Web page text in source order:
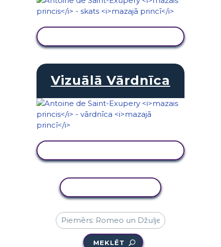
Vizuālā Vārdnīca
MEKLĒT